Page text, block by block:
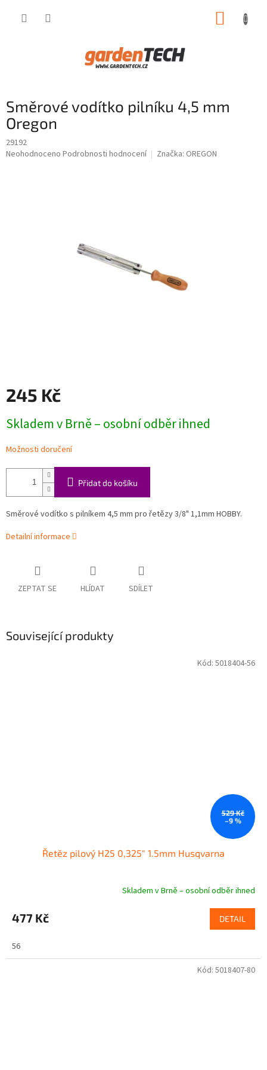
Směrové vodítko pilníku 4,5 mm
Oregon
29192
Průměrné
Neohodnoceno Podrobnosti hodnocení Značka: OREGON
245 Kč
cena:
Skladem v Brně – osobní odběr ihned
Možnosti doručení
Přidat do košíku
Směrové vodítko s pilníkem 4,5 mm pro řetězy 3/8" 1,1mm HOBBY.
Detailní informace
ZEPTAT SE HLÍDAT SDÍLET
Související produkty
529 Kč
–9 %
Řetěz pilový H25 0,325" 1.5mm Husqvarna
Skladem v Brně – osobní odběr ihned
477 Kč DETAIL
56
Kód: 5018404-56
Kód: 5018407-80